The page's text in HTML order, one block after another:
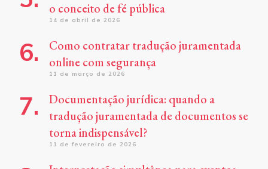
o conceito de fé pública
14 de abril de 2026
Como contratar tradução juramentada
online com segurança
11 de março de 2026
Documentação jurídica: quando a
tradução juramentada de documentos se
torna indispensável?
11 de fevereiro de 2026